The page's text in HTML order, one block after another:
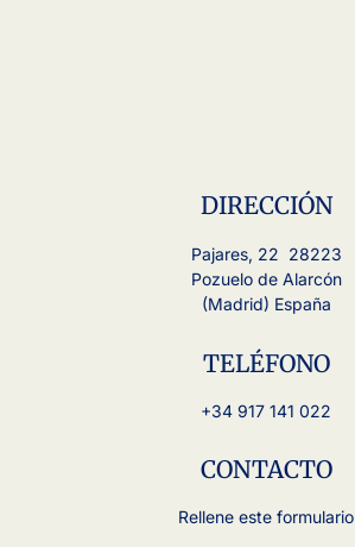
DIRECCIÓN
Pajares, 22 28223
Pozuelo de Alarcón
(Madrid) España
TELÉFONO
+34 917 141 022
CONTACTO
Rellene este formulario